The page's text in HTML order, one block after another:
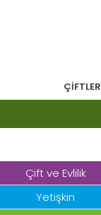
ÇİFTLER
Çift ve Evlilik
Yetişkin